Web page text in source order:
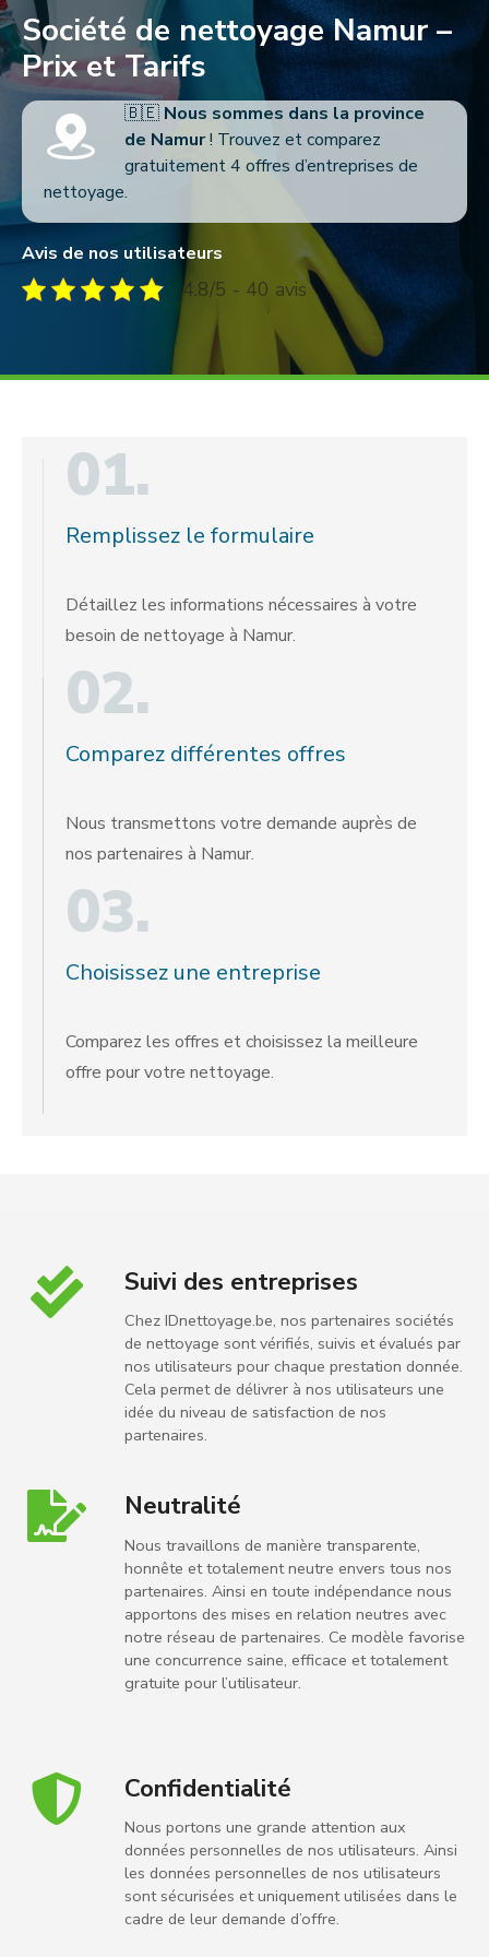
Société de nettoyage Namur –
Prix et Tarifs
🇧🇪 Nous sommes dans la province
de Namur! Trouvez et comparez
gratuitement 4 offres d’entreprises de
nettoyage.
Avis de nos utilisateurs
4.8/5 - 40 avis
01.
Remplissez le formulaire
Détaillez les informations nécessaires à votre
besoin de nettoyage à Namur.
02.
Comparez différentes offres
Nous transmettons votre demande auprès de
nos partenaires à Namur.
03.
Choisissez une entreprise
Comparez les offres et choisissez la meilleure
offre pour votre nettoyage.
Suivi des entreprises
Chez IDnettoyage.be, nos partenaires sociétés
de nettoyage sont vérifiés, suivis et évalués par
nos utilisateurs pour chaque prestation donnée.
Cela permet de délivrer à nos utilisateurs une
idée du niveau de satisfaction de nos
partenaires.
Neutralité
Nous travaillons de manière transparente,
honnête et totalement neutre envers tous nos
partenaires. Ainsi en toute indépendance nous
apportons des mises en relation neutres avec
notre réseau de partenaires. Ce modèle favorise
une concurrence saine, efficace et totalement
gratuite pour l’utilisateur.
Confidentialité
Nous portons une grande attention aux
données personnelles de nos utilisateurs. Ainsi
les données personnelles de nos utilisateurs
sont sécurisées et uniquement utilisées dans le
cadre de leur demande d’offre.